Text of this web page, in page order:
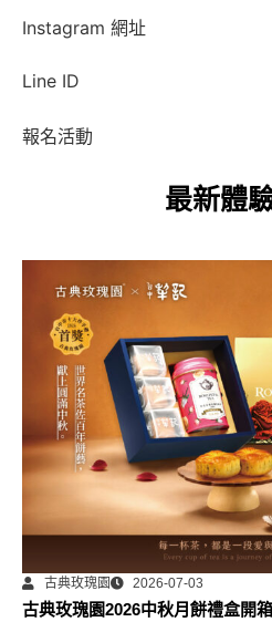
Instagram 網址
Line ID
報名活動
最新體
古典玫瑰園 2026-07-03
古典玫瑰園2026中秋月餅禮盒開